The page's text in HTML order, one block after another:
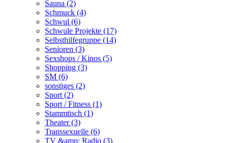
Sauna (2)
Schmuck (4)
Schwul (6)
Schwule Projekte (17)
Selbsthilfegruppe (14)
Senioren (3)
Sexshops / Kinos (5)
Shopping (3)
SM (6)
sonstiges (2)
Sport (2)
Sport / Fitness (1)
Stammtisch (1)
Theater (3)
Transsexuelle (6)
TV &amp; Radio (3)